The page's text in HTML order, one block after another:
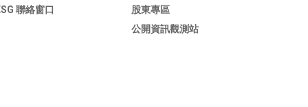
聯絡窗口
股東專區
公開資訊觀測站